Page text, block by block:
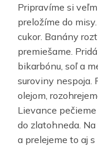
Pripravíme si
preložíme do
cukor. Banány
premiešame.
bikarbónu, soľ a
suroviny nespoja.
olejom,
Lievance
do zlatohneda.
a prelejeme to aj